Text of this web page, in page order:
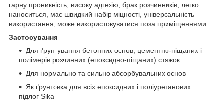
гарну проникність, високу адгезію, брак розчинників, легко
наноситься, має швидкий набір міцності, універсальність
використання, може використовуватися поза приміщеннями.
Застосування
Для ґрунтування бетонних основ, цементно-піщаних і
полімерів розчинних (епоксидно-піщаних) стяжок
Для нормально та сильно абсорбувальних основ
Як ґрунтовка для всіх епоксидних і поліуретанових
підлог Sika